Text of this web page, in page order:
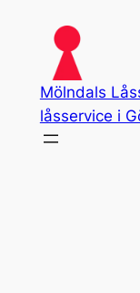
content
Mölndals
låsservice i